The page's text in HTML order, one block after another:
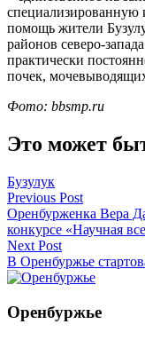
помощь жители
районов северо-
практически
почек,
Фото: bbsmp.ru
Это может
Бузулук
Навигация
по
записям
Previous Post
Оренбурженка Вера
конкурсе «Научная
Next Post
В Оренбуржье
Оренбуржье